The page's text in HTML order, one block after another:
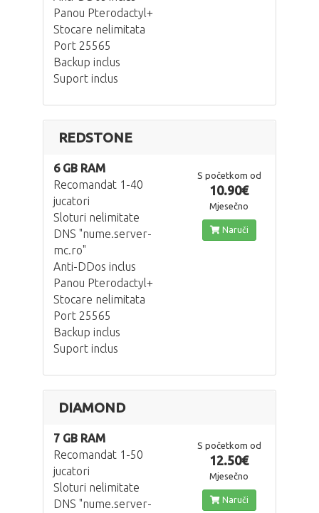
Panou Pterodactyl+
Stocare nelimitata
Port 25565
Backup inclus
Suport inclus
REDSTONE
6 GB RAM
Recomandat 1-40
jucatori
Sloturi nelimitate
DNS "nume.server-
mc.ro"
Anti-DDos inclus
Panou Pterodactyl+
Stocare nelimitata
Port 25565
Backup inclus
Suport inclus
S početkom od
10.90€
Mjesečno
Naruči
DIAMOND
7 GB RAM
Recomandat 1-50
jucatori
Sloturi nelimitate
DNS "nume.server-
S početkom od
12.50€
Mjesečno
Naruči